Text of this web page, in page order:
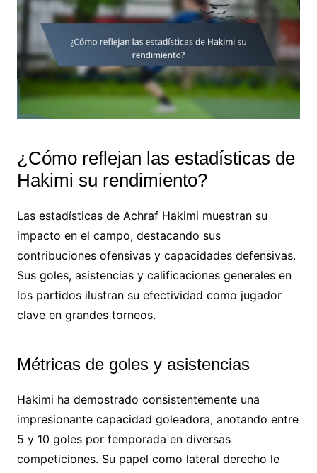
¿Cómo reflejan las estadísticas de
Hakimi su rendimiento?
Las estadísticas de Achraf Hakimi muestran su
impacto en el campo, destacando sus
contribuciones ofensivas y capacidades defensivas.
Sus goles, asistencias y calificaciones generales en
los partidos ilustran su efectividad como jugador
clave en grandes torneos.
Métricas de goles y asistencias
Hakimi ha demostrado consistentemente una
impresionante capacidad goleadora, anotando entre
5 y 10 goles por temporada en diversas
competiciones. Su papel como lateral derecho le